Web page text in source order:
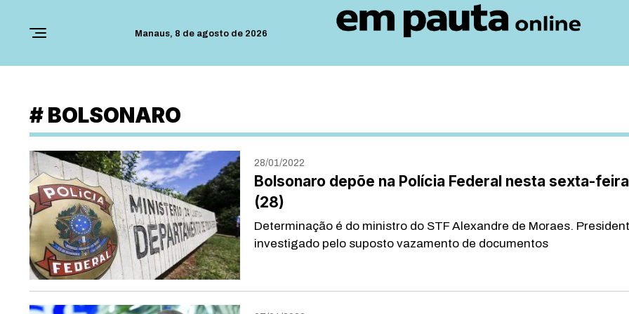
Manaus, 8 de agosto de 2026
#BOLSONARO
28/01/2022
Bolsonaro depõe na Polícia Federal nesta sexta-feira
(28)
Determinação é do ministro do STF Alexandre de Moraes.
investigado pelo suposto vazamento de documentos